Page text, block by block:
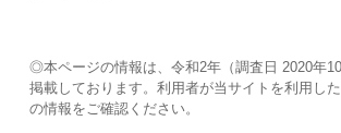
◎本ページの情報は、令和2年（調査日 2020年
掲載しております。利用者が当サイトを利用し
の情報をご確認ください。